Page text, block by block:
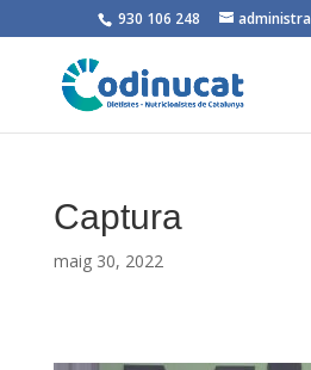
930 106 248
Captura
maig 30, 2022